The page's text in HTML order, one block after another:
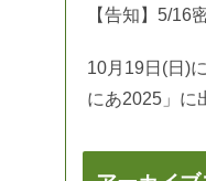
【告知】5/16
10月19日(日)
にあ2025」に